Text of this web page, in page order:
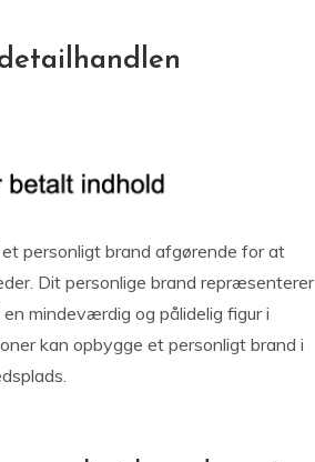
personligt brand afgørende for at
Dit personlige brand repræsenterer
mindeværdig og pålidelig figur i
kan opbygge et personligt brand i